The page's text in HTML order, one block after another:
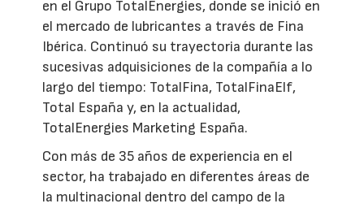
en el Grupo TotalEnergies, donde se inició en
el mercado de lubricantes a través de Fina
Ibérica. Continuó su trayectoria durante las
sucesivas adquisiciones de la compañía a lo
largo del tiempo: TotalFina, TotalFinaElf,
Total España y, en la actualidad,
TotalEnergies Marketing España.
Con más de 35 años de experiencia en el
sector, ha trabajado en diferentes áreas de
la multinacional dentro del campo de la